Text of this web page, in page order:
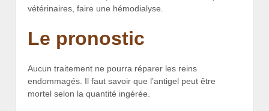
vétérinaires, faire une hémodialyse.
Le pronostic
Aucun traitement ne pourra réparer les reins
endommagés. Il faut savoir que l’antigel peut être
mortel selon la quantité ingérée.